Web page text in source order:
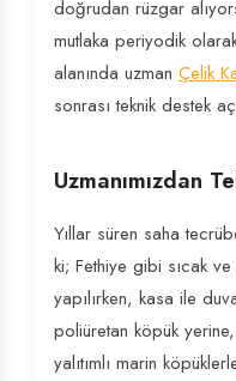
doğrudan rüzgar
mutlaka periyodik
alanında uzman Çelik
sonrası teknik destek
Uzmanımızdan
Yıllar süren saha
ki; Fethiye gibi sıcak
yapılırken, kasa ile
poliüretan köpük
yalıtımlı marin